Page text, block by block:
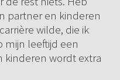
partner en kinderen
wilde, die ik
mijn leeftijd een
kinderen wordt extra